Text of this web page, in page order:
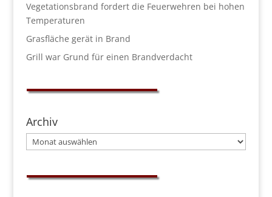
Vegetationsbrand fordert die Feuerwehren bei hohen
Temperaturen
Grasfläche gerät in Brand
Grill war Grund für einen Brandverdacht
Archiv
Archiv